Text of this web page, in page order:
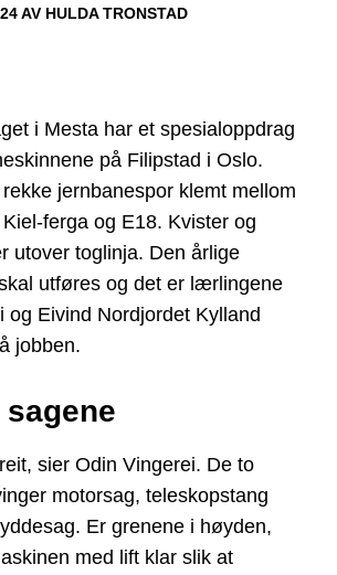
AV HULDA TRONSTAD
i Mesta har et spesialoppdrag
på Filipstad i Oslo.
jernbanespor klemt mellom
ferga og E18. Kvister og
utover toglinja. Den årlige
utføres og det er lærlingene
og Eivind Nordjordet Kylland
jobben.
sier Odin Vingerei. De to
motorsag, teleskopstang
Er grenene i høyden,
med lift klar slik at